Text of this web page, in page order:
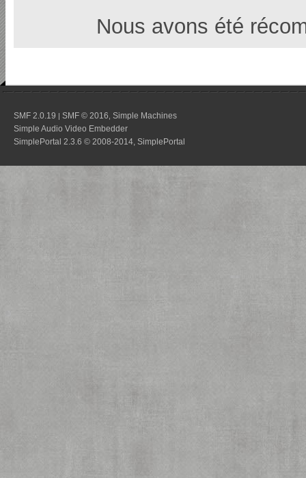
Nous avons été
SMF 2.0.19 | SMF © 2016 Simple Machines
Simple Audio Video Embedder
SimplePortal 2.3.6 © 2008-2014, SimplePortal